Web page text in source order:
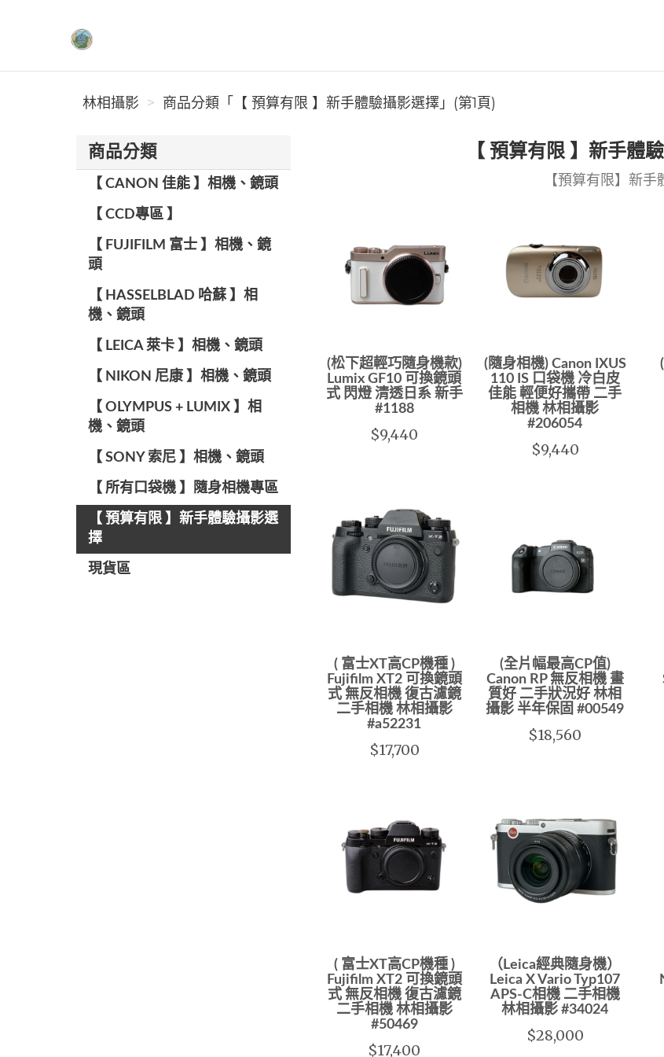
林相攝影
林相攝影 商品分類「【 預算有限 】新手體驗攝影選擇」(第1頁)
商品分類
【 CANON 佳能 】相機、鏡頭
【 CCD專區 】
【 FUJIFILM 富士 】相機、鏡
頭
【 HASSELBLAD 哈蘇 】相
機、鏡頭
【 LEICA 萊卡 】相機、鏡頭
【 NIKON 尼康 】相機、鏡頭
【 OLYMPUS + LUMIX 】相
機、鏡頭
【 SONY 索尼 】相機、鏡頭
【 所有口袋機 】隨身相機專區
【 預算有限 】新手體驗攝影選
擇
現貨區
【 預算有限 】新手體
【預算有限】新
(松下超輕巧隨身機款)
Lumix GF10 可換鏡頭
式 閃燈 清透日系 新手
#1188
$9,440
(隨身相機) Canon IXUS
110 IS 口袋機 冷白皮
佳能 輕便好攜帶 二手
相機 林相攝影
#206054
$9,440
( 富士XT高CP機種 )
Fujifilm XT2 可換鏡頭
式 無反相機 復古濾鏡
二手相機 林相攝影
#a52231
$17,700
(全片幅最高CP值)
Canon RP 無反相機 畫
質好 二手狀況好 林相
攝影 半年保固 #00549
$18,560
( 富士XT高CP機種 )
Fujifilm XT2 可換鏡頭
式 無反相機 復古濾鏡
二手相機 林相攝影
#50469
$17,400
（Leica經典隨身機）
Leica X Vario Typ107
APS-C相機 二手相機
林相攝影 #34024
$28,000